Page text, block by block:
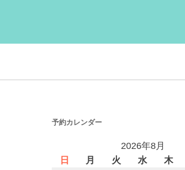
予約カレンダー
2026年8月
日
月 火 水 木